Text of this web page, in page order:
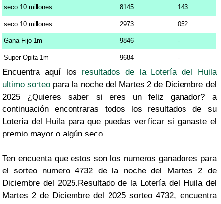
seco 10 millones 8145 143
seco 10 millones 2973 052
Gana Fijo 1m 9846 -
Super Opita 1m 9684 -
Encuentra aquí los resultados de la Lotería del Huila
ultimo sorteo para la noche del Martes 2 de Diciembre del
2025 ¿Quieres saber si eres un feliz ganador? a
continuación encontraras todos los resultados de su
Lotería del Huila para que puedas verificar si ganaste el
premio mayor o algún seco.
Ten encuenta que estos son los numeros ganadores para
el sorteo numero 4732 de la noche del Martes 2 de
Diciembre del 2025.Resultado de la Lotería del Huila del
Martes 2 de Diciembre del 2025 sorteo 4732, encuentra